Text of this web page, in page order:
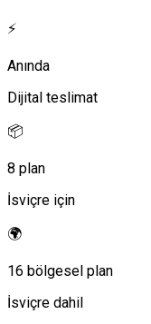
⚡
Anında
Dijital teslimat
📦
8 plan
İsviçre için
🌍
16 bölgesel plan
İsviçre dahil